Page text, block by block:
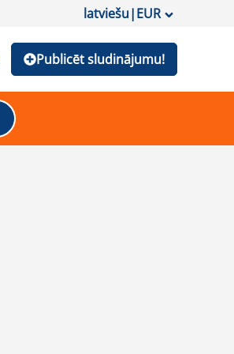
latviešu|EUR
Publicēt sludinājumu!